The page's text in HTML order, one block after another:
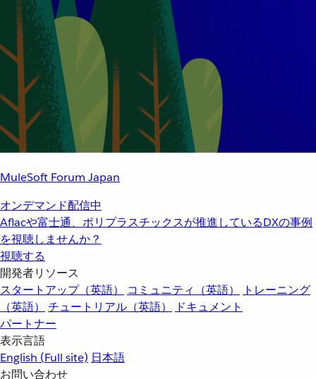
MuleSoft Forum Japan
オンデマンド配信中
Aflacや富士通、ポリプラスチックスが推進しているDXの事例
を視聴しませんか？
視聴する
開発者リソース
スタートアップ（英語）
コミュニティ（英語）
トレーニング
（英語）
チュートリアル（英語）
ドキュメント
パートナー
表示言語
English (Full site) 日本語
お問い合わせ